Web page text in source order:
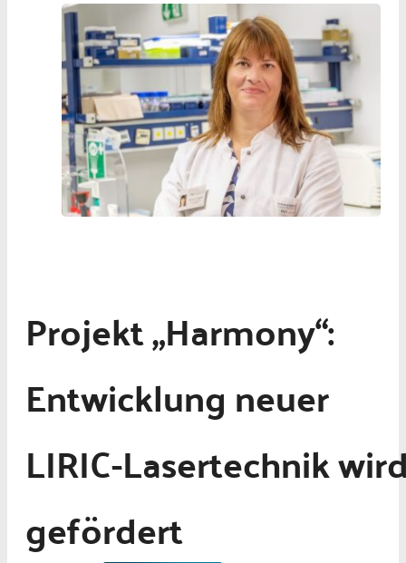
Projekt „Harmony“:
Entwicklung neuer
LIRIC-Lasertechnik
gefördert